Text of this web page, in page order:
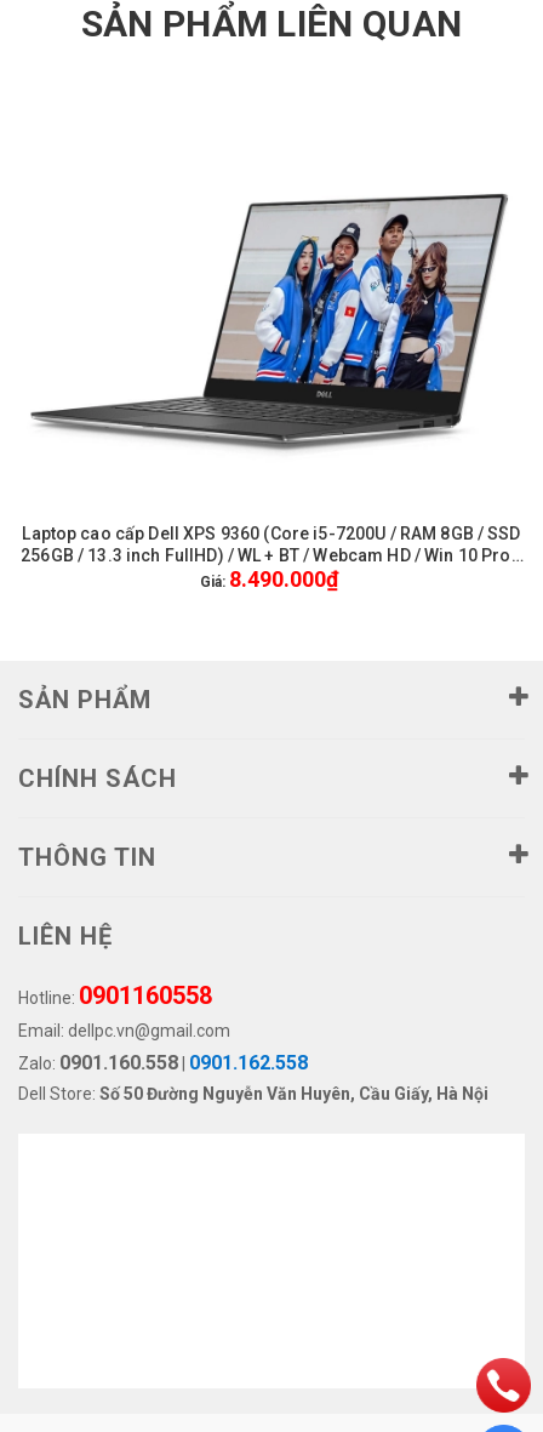
SẢN PHẨM LIÊN QUAN
Laptop cao cấp Dell XPS 9360 (Core i5-7200U / RAM 8GB / SSD
256GB / 13.3 inch FullHD) / WL + BT / Webcam HD / Win 10 Pro -
Like New
Giá: 8.490.000₫
SẢN PHẨM
CHÍNH SÁCH
THÔNG TIN
LIÊN HỆ
Hotline: 0901160558
Email: dellpc.vn@gmail.com
Zalo: 0901.160.558 0901.162.558
Dell Store: Số 50 Đường Nguyễn Văn Huyên, Cầu Giấy, Hà Nội